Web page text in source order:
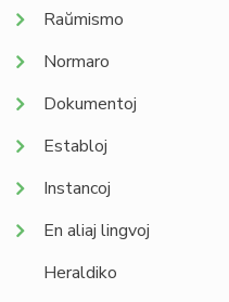
Raŭmismo
Normaro
Dokumentoj
Establoj
Instancoj
En aliaj lingvoj
Heraldiko